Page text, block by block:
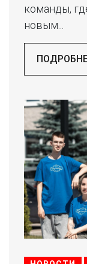
команды,
новым...